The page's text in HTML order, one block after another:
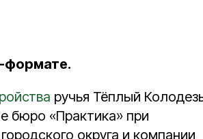
формате.
ручья Тёплый
бюро «Практика» при
округа и компании